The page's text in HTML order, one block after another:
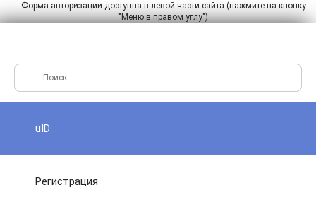
Форма авторизации доступна в левой части сайта (нажмите на кнопку
"Меню в правом углу")
uID
Регистрация